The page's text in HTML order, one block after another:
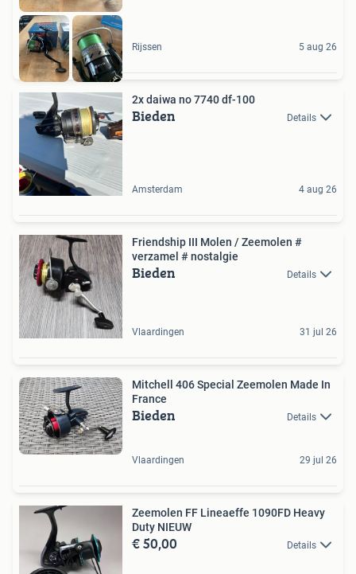
Rijssen 5 aug 26
2x daiwa no 7740 df-100
Bieden Details
Amsterdam 4 aug 26
Friendship III Molen / Zeemolen #
verzamel # nostalgie
Bieden Details
Vlaardingen 31 jul 26
Mitchell 406 Special Zeemolen Made In
France
Bieden Details
Vlaardingen 29 jul 26
Zeemolen FF Lineaeffe 1090FD Heavy
Duty NIEUW
€ 50,00 Details